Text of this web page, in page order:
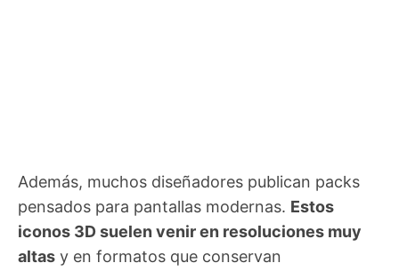
Además, muchos diseñadores publican packs
pensados para pantallas modernas. Estos
iconos 3D suelen venir en resoluciones muy
altas y en formatos que conservan